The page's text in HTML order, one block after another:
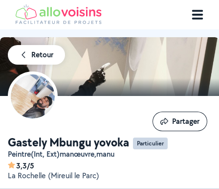
Retour
Gastely Mbungu yovoka Particulier
Peintre(Int, Ext)manœuvre,manu
3,3/5
La Rochelle (Mireuil le Parc)
Partager
Partager